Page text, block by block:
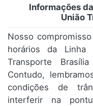
Informações
União
Nosso
horários da Linha
Transporte
Contudo,
condições de
interferir na